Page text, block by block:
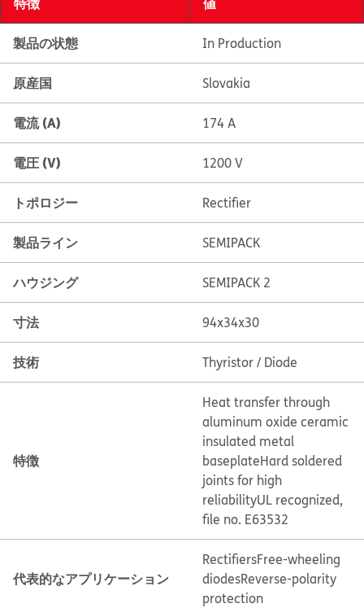
製品の状態 In Production
原産国 Slovakia
電流 (A) 174 A
電圧 (V) 1200 V
トポロジー Rectifier
製品ライン SEMIPACK
ハウジング SEMIPACK 2
寸法 94x34x30
技術 Thyristor / Diode
特徴
Heat transfer through
aluminum oxide ceramic
insulated metal
baseplateHard soldered
joints for high
reliabilityUL recognized,
file no. E63532
代表的なアプリケーション
RectifiersFree-wheeling
diodesReverse-polarity
protection